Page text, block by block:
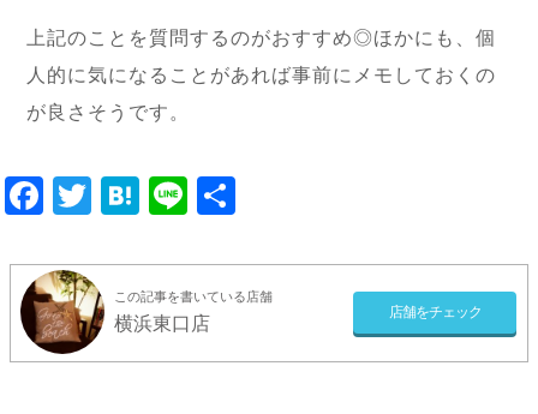
上記のことを質問するのがおすすめ◎ほかにも、個
人的に気になることがあれば事前にメモしておくの
が良さそうです。
Facebook
Twitter
Hatena
Line
この記事を書いている店舗
横浜東口店 店舗をチェック